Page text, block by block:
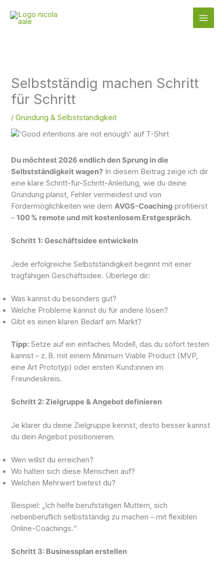
Inhalt
Selbstständig machen Schritt
für Schritt
/Gründung & Selbstständigkeit
Du möchtest 2026 endlich den Sprung in die
Selbstständigkeit wagen? In diesem Beitrag zeige ich dir
eine klare Schritt-für-Schritt-Anleitung, wie du deine
Gründung planst, Fehler vermeidest und von
Fördermöglichkeiten wie demAVGS-Coaching profitierst
–100 % remote und mit kostenlosem Erstgespräch.
Schritt 1: Geschäftsidee entwickeln
Jede erfolgreiche Selbstständigkeit beginnt mit einer
tragfähigen Geschäftsidee. Überlege dir:
Was kannst du besonders gut?
Welche Probleme kannst du für andere lösen?
Gibt es einen klaren Bedarf am Markt?
Tipp: Setze auf ein einfaches Modell, das du sofort testen
kannst – z. B. mit einem Minimum Viable Product (MVP,
eine Art Prototyp) oder ersten Kund:innen im
Freundeskreis.
Schritt 2: Zielgruppe & Angebot definieren
Je klarer du deine Zielgruppe kennst, desto besser kannst
du dein Angebot positionieren.
Wen willst du erreichen?
Wo halten sich diese Menschen auf?
Welchen Mehrwert bietest du?
Beispiel: „Ich helfe berufstätigen Müttern, sich
nebenberuflich selbstständig zu machen – mit flexiblen
Online-Coachings.“
Schritt 3: Businessplan erstellen